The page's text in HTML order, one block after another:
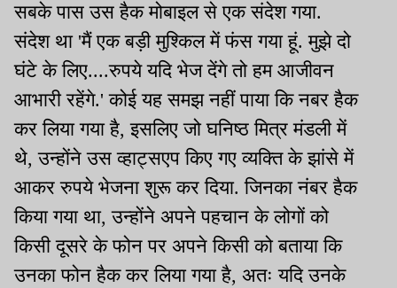
सबके पास उस हैक मोबाइल से एक संदेश गया.
संदेश था 'मैं एक बड़ी मुश्किल में फंस गया हूं. मुझे दो
घंटे के लिए....रुपये यदि भेज देंगे तो हम आजीवन
आभारी रहेंगे.' कोई यह समझ नहीं पाया कि नबर हैक
कर लिया गया है, इसलिए जो घनिष्ठ मित्र मंडली में
थे, उन्होंने उस व्हाट्सएप किए गए व्यक्ति के झांसे में
आकर रुपये भेजना शुरू कर दिया. जिनका नंबर हैक
किया गया था, उन्होंने अपने पहचान के लोगों को
किसी दूसरे के फोन पर अपने किसी को बताया कि
उनका फोन हैक कर लिया गया है, अतः यदि उनके